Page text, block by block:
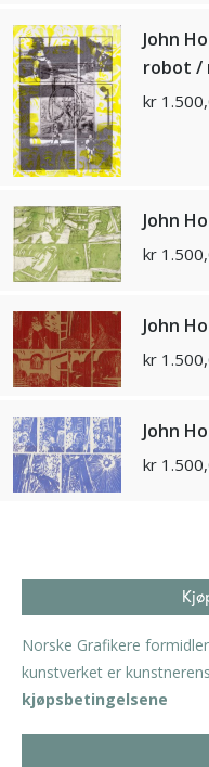
John
robot /
kr
John
kr
John
kr
John
kr
Norske Grafikere
kunstverket er
kjøpsbetingelsene